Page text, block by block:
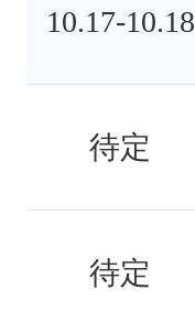
10.17-10.18
待定
待定